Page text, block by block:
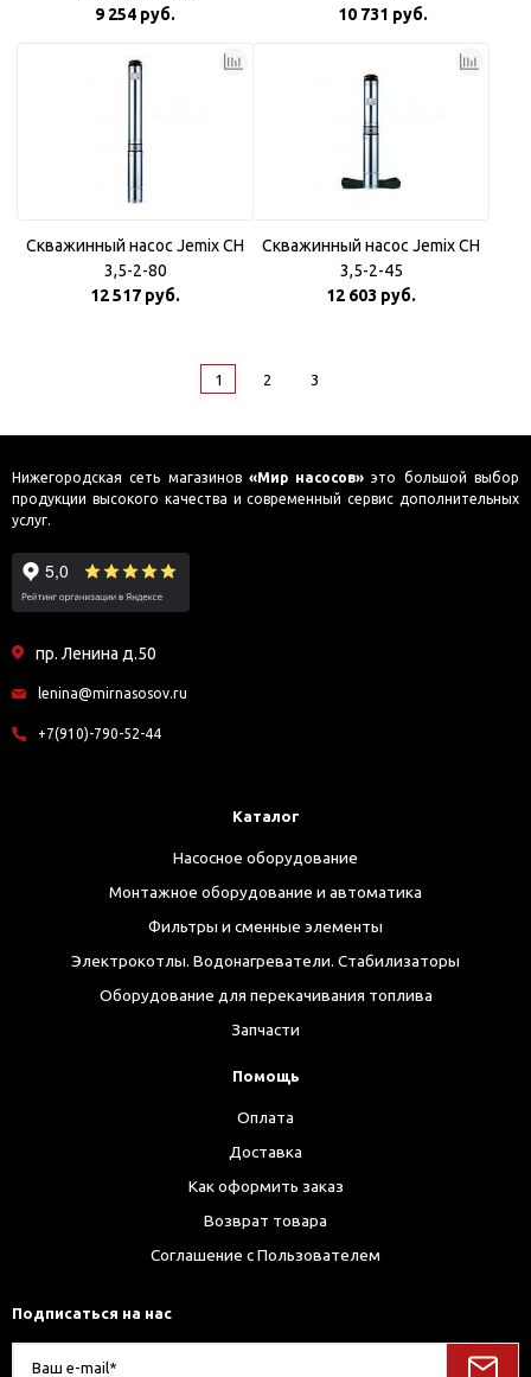
9 254 руб.
10 731 руб.
Скважинный насос Jemix CH
3,5-2-80
12 517 руб.
Скважинный насос Jemix CH
3,5-2-45
12 603 руб.
1 2 3
Нижегородская сеть магазинов «Мир насосов» это большой выбор
продукции высокого качества и современный сервис дополнительных
услуг.
пр. Ленина д.50
lenina@mirnasosov.ru
+7(910)-790-52-44
Каталог
Насосное оборудование
Монтажное оборудование и автоматика
Фильтры и сменные элементы
Электрокотлы. Водонагреватели. Стабилизаторы
Оборудование для перекачивания топлива
Запчасти
Помощь
Оплата
Доставка
Как оформить заказ
Возврат товара
Соглашение с Пользователем
Подписаться на нас